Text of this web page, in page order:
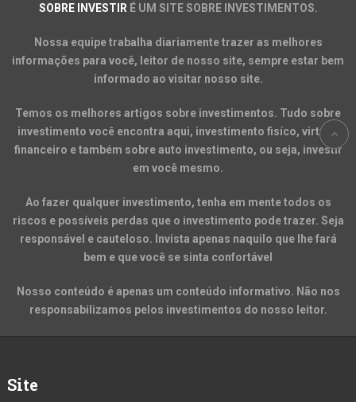
SOBRE INVESTIR É UM SITE SOBRE INVESTIMENTOS.
Nossa equipe trabalha diariamente trazer as melhores
informações para você, leitor de nosso site, sempre estar bem
informado ao visitar nosso site.
Temos os melhores artigos sobre investimentos. Tudo sobre
investimento você encontra aqui, investimento fisíco, virtual,
financeiro e também sobre auto investimento, ou seja, investir
em você mesmo.
Ao fazer qualquer investimento, tenha em mente todos os
riscos e possíveis perdas que o investimento pode trazer. Seja
responsável e cauteloso. Invista apenas naquilo que lhe fará
bem e que você se sinta confortável
Nosso conteúdo é apenas um conteúdo informativo. Não nos
responsabilizamos pelos investimentos do nosso leitor.
Site